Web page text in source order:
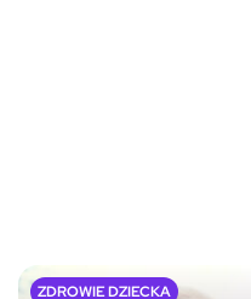
ZDROWIE DZIECKA